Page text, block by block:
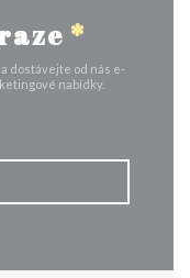
*
dostávejte od nás e-
nabídky.